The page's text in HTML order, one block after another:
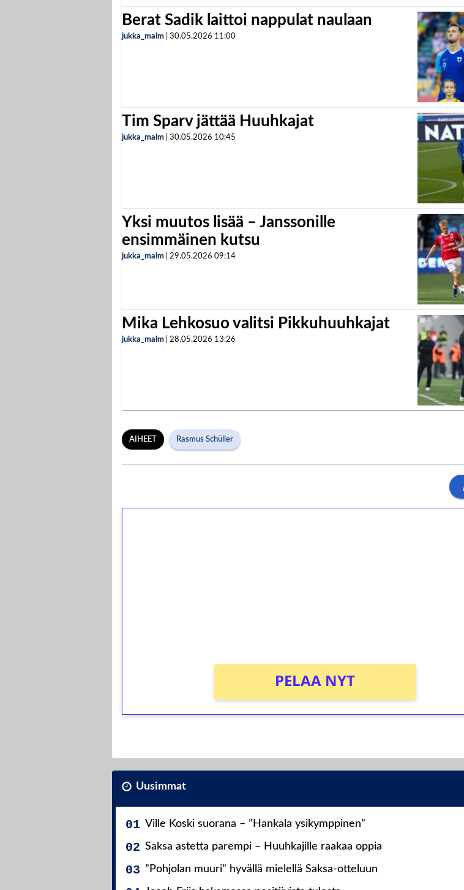
Berat Sadik laittoi nappulat naulaan
jukka_malm 30.05.2026 11:00
Tim Sparv jättää Huuhkajat
jukka_malm 30.05.2026 10:45
Yksi muutos lisää – Janssonille
ensimmäinen kutsu
jukka_malm 29.05.2026 09:14
Mika Lehkosuo valitsi Pikkuhuuhkajat
jukka_malm 28.05.2026 13:26
AIHEET Rasmus Schüller
PELAA NYT
Uusimmat
Ville Koski suorana – ”Hankala ysikymppinen”
Saksa astetta parempi – Huuhkajille raakaa oppia
”Pohjolan muuri” hyvällä mielellä Saksa-otteluun